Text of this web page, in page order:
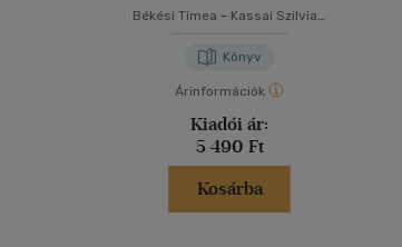
Békési Tímea - Kassai Szilvia-
Könyv
Árinformációk
Kiadói ár:
5 490 Ft
Kosárba